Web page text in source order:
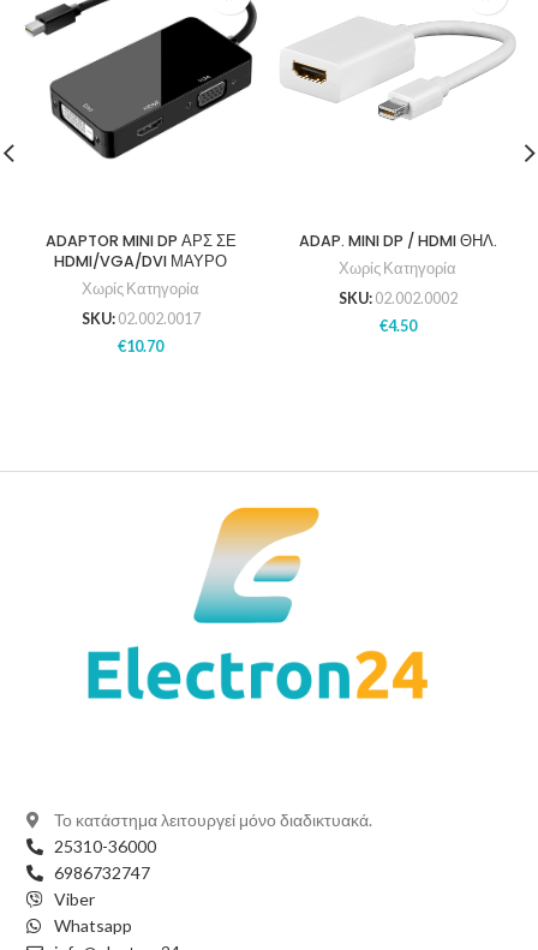
ADAPTOR MINI DP ΑΡΣ ΣΕ
HDMI/VGA/DVI ΜΑΥΡΟ
Χωρίς Κατηγορία
SKU: 02.002.0017
€10.70
ADAP. MINI DP / HDMI ΘΗΛ.
Χωρίς Κατηγορία
SKU: 02.002.0002
€4.50
Το κατάστημα λειτουργεί μόνο διαδικτυακά.
25310-36000
6986732747
Viber
Whatsapp